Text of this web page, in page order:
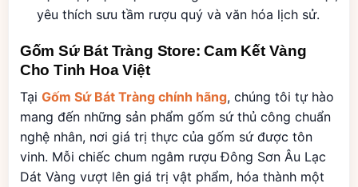
yêu thích sưu tầm rượu quý và văn hóa lịch sử.
Gốm Sứ Bát Tràng Store: Cam Kết Vàng
Cho Tinh Hoa Việt
Tại Gốm Sứ Bát Tràng chính hãng, chúng tôi tự hào
mang đến những sản phẩm gốm sứ thủ công chuẩn
nghệ nhân, nơi giá trị thực của gốm sứ được tôn
vinh. Mỗi chiếc chum ngâm rượu Đông Sơn Âu Lạc
Dát Vàng vượt lên giá trị vật phẩm, hóa thành một